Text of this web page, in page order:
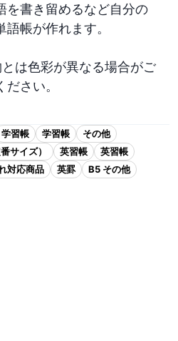
を書き留めるなど自分の
帳が作れます。
は色彩が異なる場合がご
さい。
学習帳 学習帳
その他
サイズ） 英習帳
英習帳
対応商品 英罫
B5 その他